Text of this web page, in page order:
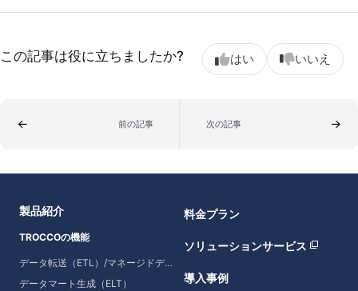
この記事は役に立ちましたか? はい いいえ
前の記事 次の記事
製品紹介
TROCCOの機能
データ転送（ETL）/マネージドデータ転送
データマート生成（ELT）
料金プラン
ソリューションサービス
導入事例